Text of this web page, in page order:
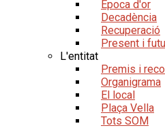
Època d'or
Decadència
Recuperació
Present i
L'entitat
Premis i
Organigrama
El local
Plaça Vella
Tots SOM